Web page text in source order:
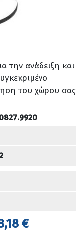
την ανάδειξη και
του χώρου σας
0827.9920
€